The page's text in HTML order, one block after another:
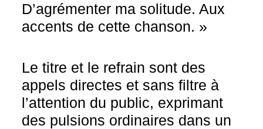
D’agrémenter ma solitude. Aux
accents de cette chanson. »
Le titre et le refrain sont des
appels directes et sans filtre à
l’attention du public, exprimant
des pulsions ordinaires dans un